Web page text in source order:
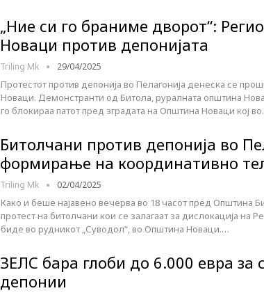
„Ние си го браниме дворот“:
Новаци против депонијата
Triling Mk 29/04/2025
Протестот против депонија во Пелагонија денеска се
Новаци. Демонстранти од Битола, руралната општина
го блокираа патот пред зградата на Општина Новаци кој
Битолчани против депонија во
формирање на координативно
Triling Mk 02/04/2025
Како и беше најавено вечерва во 18 часот пред Општина
протест на битолчани кои се залагаат за дислокација на
биде во рудникот „Суводол“, во Општина Новаци.…
ЗЕЛС бара глоби до 6.000 евра за
депонии